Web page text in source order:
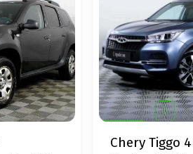
Chery Tiggo 4